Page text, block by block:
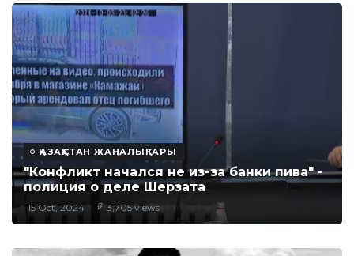
ҚАЗАҚСТАН ЖАҢАЛЫҚТАРЫ
"Конфликт начался не из-за банки пива" -
полиция о деле Шерзата
15 Oct, 2024 3,705 views